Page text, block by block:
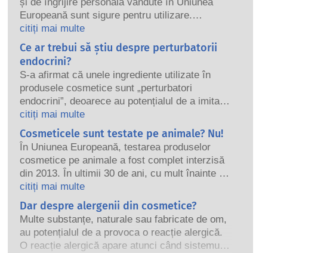
Europeană sunt sigure pentru utilizare.
Companiile, autoritățile naționale și europene
de reglementare împart responsabilitatea de a
păstra produsele cosmetice în siguranță.
citiți mai multe
Ce ar trebui să știu despre perturbatorii
endocrini?
S-a afirmat că unele ingrediente utilizate în
produsele cosmetice sunt „perturbatori
endocrini”, deoarece au potențialul de a imita
unele dintre proprietățile hormonilor noștri.
Doar pentru că ceva are potențialul de a imita
un hormon nu înseamnă că ne va perturba
sistemul endocrin. Multe substanțe, inclusiv
cele naturale, imită hormonii, dar foarte puține,
iar acestea sunt în mare parte medicamente
puternice, s-a dovedit vreodată că provoacă
perturbări ale sistemului endocrin. Evaluările
riguroase ale siguranței produselor realizate de
către experți științifici calificați pe care
companiile sunt obligate legal să le efectueze,
citiți mai multe
Cosmeticele sunt testate pe animale? Nu!
În Uniunea Europeană, testarea produselor
cosmetice pe animale a fost complet interzisă
din 2013. În ultimii 30 de ani, cu mult înainte ca
interdicția să fie în vigoare, industria
cosmeticelor și a îngrijirii personale a investit
în cercetare și dezvoltare pentru a crea
alternative la instrumentele de testare pe
animale pentru a evalua siguranța
citiți mai multe
Dar despre alergenii din cosmetice?
Multe substanțe, naturale sau fabricate de om,
au potențialul de a provoca o reacție alergică.
O reacție alergică apare atunci când sistemul